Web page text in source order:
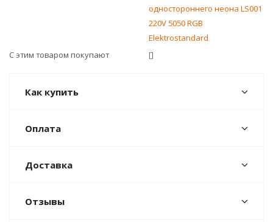
одностороннего неона LS001
220V 5050 RGB
Elektrostandard
С этим товаром покупают
[]
Как купить
Оплата
Доставка
Отзывы